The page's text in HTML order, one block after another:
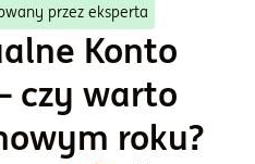
przez eksperta
Konto
czy warto
roku?